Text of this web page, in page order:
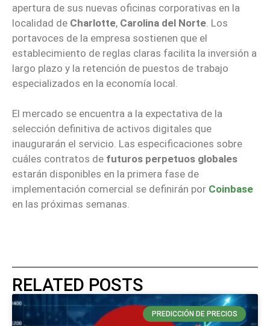
apertura de sus nuevas oficinas corporativas en la
localidad de Charlotte, Carolina del Norte . Los
portavoces de la empresa sostienen que el
establecimiento de reglas claras facilita la inversión a
largo plazo y la retención de puestos de trabajo
especializados en la economía local.
El mercado se encuentra a la expectativa de la
selección definitiva de activos digitales que
inaugurarán el servicio. Las especificaciones sobre
cuáles contratos de futuros perpetuos globales
estarán disponibles en la primera fase de
implementación comercial se definirán por Coinbase
en las próximas semanas.
RELATED POSTS
PREDICCIÓN DE PRECIOS